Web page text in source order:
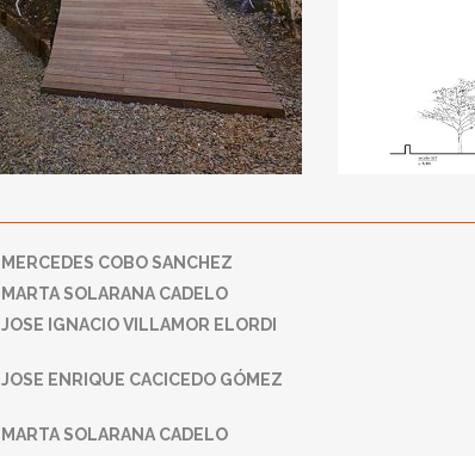
MERCEDES COBO SANCHEZ
MARTA SOLARANA CADELO
JOSE IGNACIO VILLAMOR ELORDI
JOSE ENRIQUE CACICEDO GÓMEZ
MARTA SOLARANA CADELO